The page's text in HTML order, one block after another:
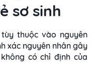
sơ sinh
thuộc vào nguyên
xác nguyên nhân gây
có chỉ định của